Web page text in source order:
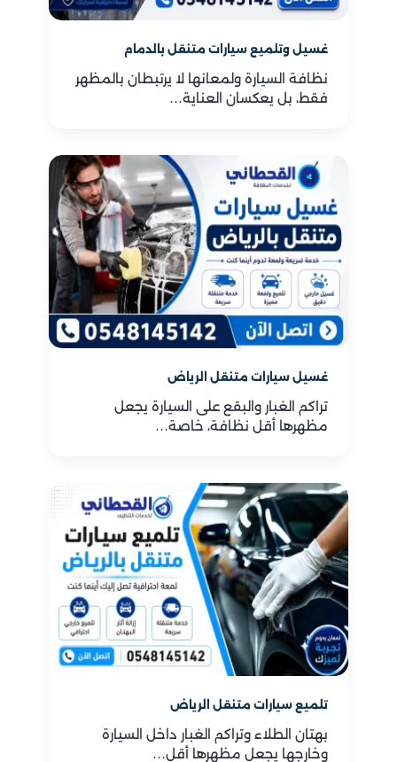
غسيل وتلميع سيارات متنقل بالدمام
نظافة السيارة ولمعانها لا يرتبطان بالمظهر
فقط، بل يعكسان العناية…
غسيل سيارات متنقل الرياض
تراكم الغبار والبقع على السيارة يجعل
مظهرها أقل نظافة، خاصة…
تلميع سيارات متنقل الرياض
بهتان الطلاء وتراكم الغبار داخل السيارة
وخارجها يجعل مظهرها أقل…